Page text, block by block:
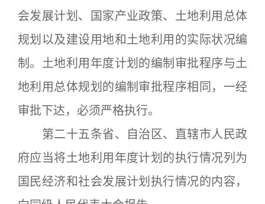
会发展计划、国家产业政策、土地利用总体
规划以及建设用地和土地利用的实际状况编
制。土地利用年度计划的编制审批程序与土
地利用总体规划的编制审批程序相同，一经
审批下达，必须严格执行。
第二十五条省、自治区、直辖市人民政
府应当将土地利用年度计划的执行情况列为
国民经济和社会发展计划执行情况的内容，